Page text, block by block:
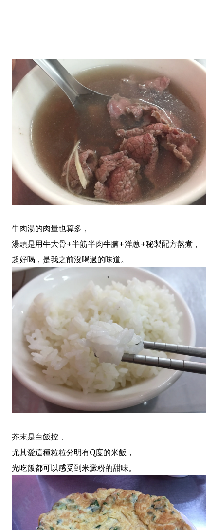
牛肉湯的肉量也算多，
湯頭是用牛大骨+半筋半肉牛腩+洋蔥+秘製配方熬煮，
超好喝，是我之前沒喝過的味道。
芥末是白飯控，
尤其愛這種粒粒分明有Q度的米飯，
光吃飯都可以感受到米澱粉的甜味。